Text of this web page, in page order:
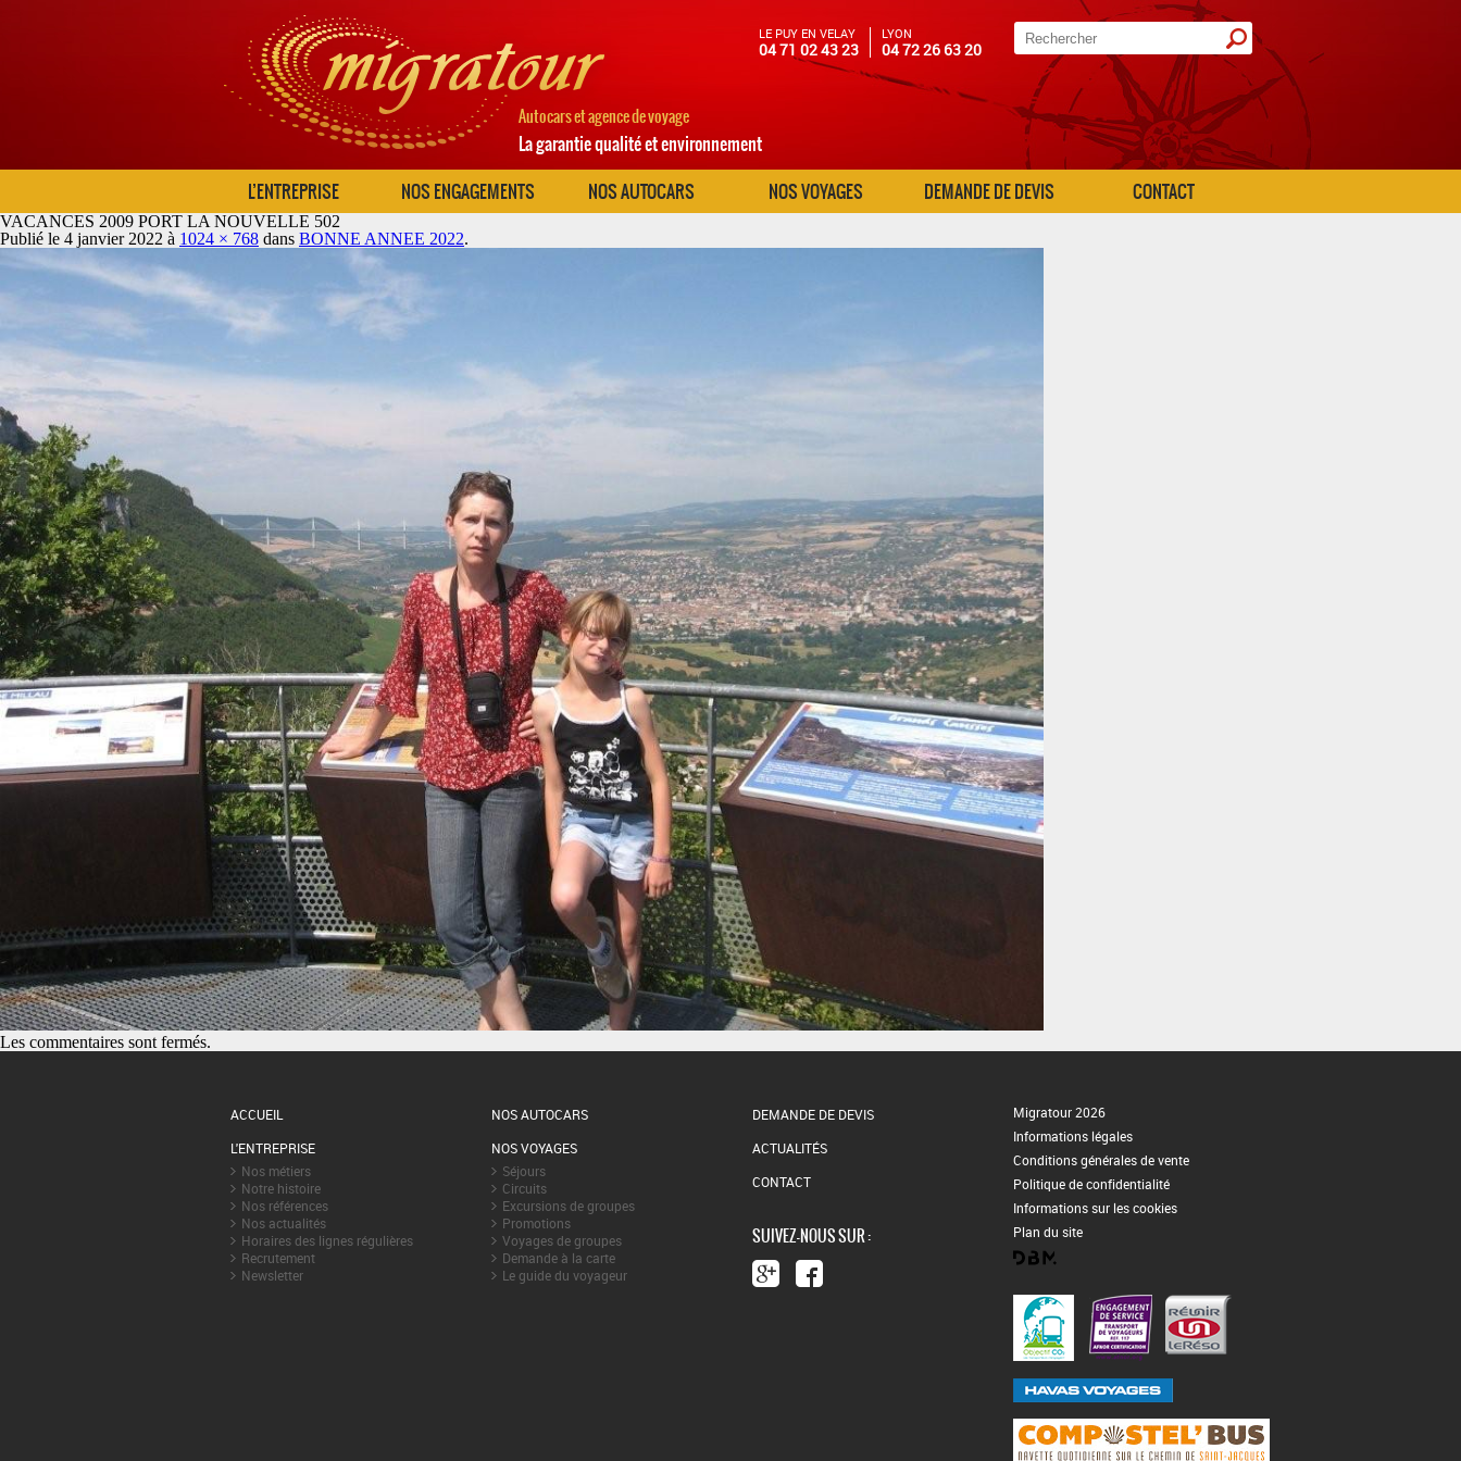
LE PUY EN VELAY
04 71 02 43 23
LYON
04 72 26 63 20
Autocars et agence de voyage
La garantie qualité et environnement
L’ENTREPRISE
NOS ENGAGEMENTS NOS AUTOCARS NOS VOYAGES DEMANDE DE DEVIS CONTACT
VACANCES 2009 PORT LA NOUVELLE 502
Publié le 4 janvier 2022 à 1024 × 768 dans BONNE ANNEE 2022.
Les commentaires sont fermés.
ACCUEIL
L'ENTREPRISE
Nos métiers
Notre histoire
Nos références
Nos actualités
Horaires des lignes régulières
Recrutement
Newsletter
NOS AUTOCARS
NOS VOYAGES
Séjours
Circuits
Excursions de groupes
Promotions
Voyages de groupes
Demande à la carte
Le guide du voyageur
DEMANDE DE DEVIS
ACTUALITÉS
CONTACT
SUIVEZ-NOUS SUR :
Migratour 2026
Informations légales
Conditions générales de vente
Politique de confidentialité
Informations sur les cookies
Plan du site